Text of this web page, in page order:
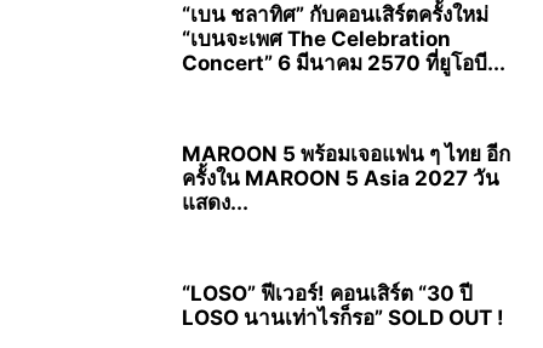
“เบน ชลาทิศ” กับคอนเสิร์ตครั้งใหม่
“เบนจะเพศ The Celebration
Concert” 6 มีนาคม 2570 ที่ยูโอบี...
MAROON 5 พร้อมเจอแฟน ๆ ไทย อีก
ครั้งใน MAROON 5 Asia 2027 วัน
แสดง...
“LOSO” ฟีเวอร์! คอนเสิร์ต “30 ปี
LOSO นานเท่าไรก็รอ” SOLD OUT !